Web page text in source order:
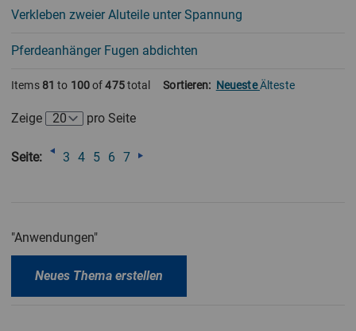
Verkleben zweier Aluteile unter Spannung
Pferdeanhänger Fugen abdichten
Items 81 to 100of475totalSortieren: Neueste Älteste
Zeige pro Seite
Seite: 3 4 5 6 7
"Anwendungen"
Neues Thema erstellen